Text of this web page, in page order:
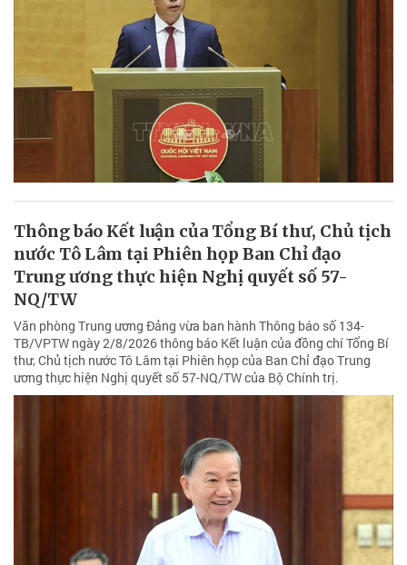
Thông báo Kết luận của Tổng Bí thư, Chủ tịch
nước Tô Lâm tại Phiên họp Ban Chỉ đạo
Trung ương thực hiện Nghị quyết số 57-
NQ/TW
Văn phòng Trung ương Đảng vừa ban hành Thông báo số 134-
TB/VPTW ngày 2/8/2026 thông báo Kết luận của đồng chí Tổng Bí
thư, Chủ tịch nước Tô Lâm tại Phiên họp của Ban Chỉ đạo Trung
ương thực hiện Nghị quyết số 57-NQ/TW của Bộ Chính trị.